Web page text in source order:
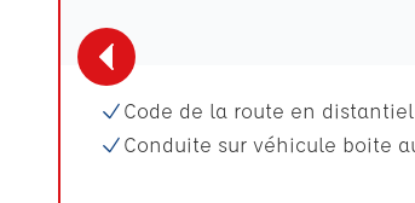
Code de la route en
Conduite sur véhicule boite